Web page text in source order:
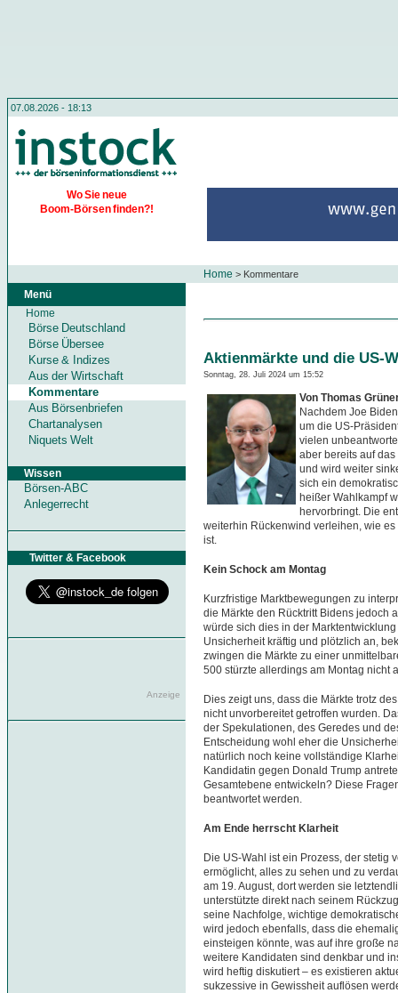
07.08.2026 - 18:13
Wo Sie neue
Boom-Börsen finden?!
Home > Kommentare
Menü
Home
Börse Deutschland
Börse Übersee
Kurse & Indizes
Aus der Wirtschaft
Kommentare
Aus Börsenbriefen
Chartanalysen
Niquets Welt
Wissen
Börsen-ABC
Anlegerrecht
Twitter & Facebook
Anzeige
Aktienmärkte und die US-
Sonntag, 28. Juli 2024 um 15:52
Von Thomas
Nachdem Joe
um die US-
vielen
aber bereits auf
und wird weiter
sich ein
heißer Wahlkampf
hervorbringt. Die
weiterhin Rückenwind verleihen, wie
ist.
Kein Schock am Montag
Kurzfristige Marktbewegungen zu
die Märkte den Rücktritt Bidens jedoch
würde sich dies in der
Unsicherheit kräftig und plötzlich an,
zwingen die Märkte zu einer
500 stürzte allerdings am Montag nicht
Dies zeigt uns, dass die Märkte trotz
nicht unvorbereitet getroffen wurden.
der Spekulationen, des Geredes und
Entscheidung wohl eher die
natürlich noch keine vollständige
Kandidatin gegen Donald Trump
Gesamtebene entwickeln? Diese
beantwortet werden.
Am Ende herrscht Klarheit
Die US-Wahl ist ein Prozess, der stetig
ermöglicht, alles zu sehen und zu
am 19. August, dort werden sie
unterstützte direkt nach seinem
seine Nachfolge, wichtige
wird jedoch ebenfalls, dass die
einsteigen könnte, was auf ihre große
weitere Kandidaten sind denkbar und
wird heftig diskutiert – es existieren
sukzessive in Gewissheit auflösen